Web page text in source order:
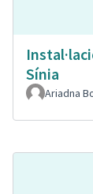
Sínia
Ariadna